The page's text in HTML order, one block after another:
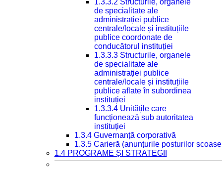
1.3.3.2 Structurile, organele
de specialitate ale
administrației publice
centrale/locale și instituțiile
publice coordonate de
conducătorul instituției
1.3.3.3 Structurile, organele
de specialitate ale
administrației publice
centrale/locale și instituțiile
publice aflate în subordinea
instituției
1.3.3.4 Unitățile care
funcționează sub autoritatea
instituției
1.3.4 Guvernanță corporativă
1.3.5 Carieră (anunțurile posturilor
1.4 PROGRAME ȘI STRATEGII